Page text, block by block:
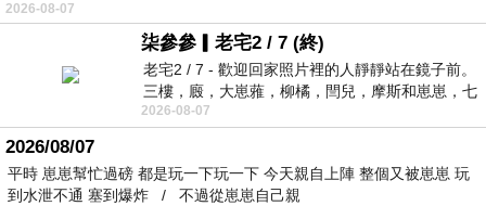
2026-08-07
柒參參▎老宅2 / 7 (終)
老宅2 / 7 - 歡迎回家照片裡的人靜靜站在鏡子前。
三樓，廄，大崽蕥，柳橘，閆兒，摩斯和崽崽，七
個人整整齊齊地站在鏡框之外，如同
2026-08-07
2026/08/07
平時 崽崽幫忙過磅 都是玩一下玩一下 今天親自上陣 整個又被崽崽 玩
到水泄不通 塞到爆炸 / 不過從崽崽自己親